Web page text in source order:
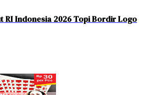
RI Indonesia 2026 Topi Bordir Logo